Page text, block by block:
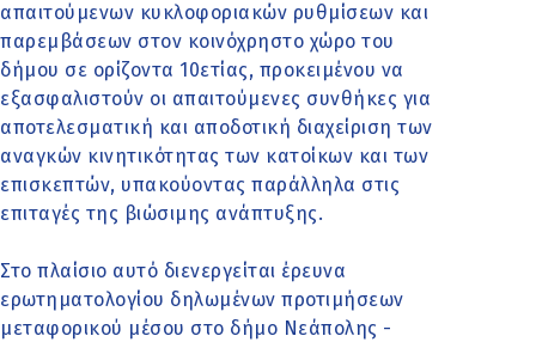
απαιτούμενων κυκλοφοριακών ρυθμίσεων και
παρεμβάσεων στον κοινόχρηστο χώρο του
δήμου σε ορίζοντα 10ετίας, προκειμένου να
εξασφαλιστούν οι απαιτούμενες συνθήκες για
αποτελεσματική και αποδοτική διαχείριση των
αναγκών κινητικότητας των κατοίκων και των
επισκεπτών, υπακούοντας παράλληλα στις
επιταγές της βιώσιμης ανάπτυξης.
Στο πλαίσιο αυτό διενεργείται έρευνα
ερωτηματολογίου δηλωμένων προτιμήσεων
μεταφορικού μέσου στο δήμο Νεάπολης -